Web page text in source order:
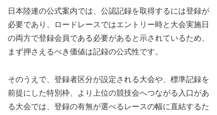
日本陸連の公式案内では、公認記録を取得するには登録が
必要であり、ロードレースではエントリー時と大会実施日
の両方で登録会員である必要があると示されているため、
まず押さえるべき価値は記録の公式性です。
そのうえで、登録者区分が設定される大会や、標準記録を
前提にした特別枠、より上位の競技会へつながる入口があ
る大会では、登録の有無が選べるレースの幅に直結するた